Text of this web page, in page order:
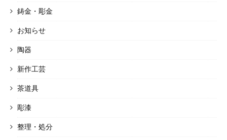
鋳金・彫金
お知らせ
陶器
新作工芸
茶道具
彫漆
整理・処分